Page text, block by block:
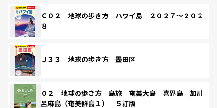
Ｃ０２ 地球の歩き方 ハワイ島 ２０２７～２０２
８
Ｊ３３ 地球の歩き方 墨田区
０２ 地球の歩き方 島旅 奄美大島 喜界島 加計
呂麻島（奄美群島１） ５訂版